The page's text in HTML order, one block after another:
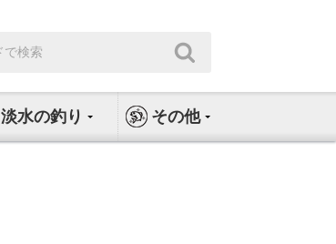
淡水の釣り その他